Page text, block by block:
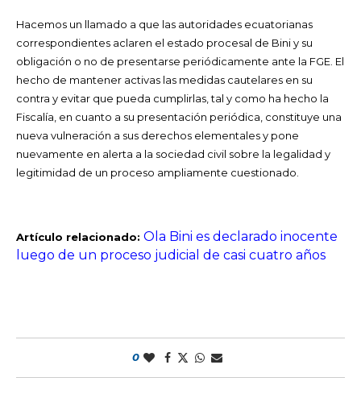
Hacemos un llamado a que las autoridades ecuatorianas
correspondientes aclaren el estado procesal de Bini y su
obligación o no de presentarse periódicamente ante la FGE. El
hecho de mantener activas las medidas cautelares en su
contra y evitar que pueda cumplirlas, tal y como ha hecho la
Fiscalía, en cuanto a su presentación periódica, constituye una
nueva vulneración a sus derechos elementales y pone
nuevamente en alerta a la sociedad civil sobre la legalidad y
legitimidad de un proceso ampliamente cuestionado.
Artículo relacionado: Ola Bini es declarado inocente
luego de un proceso judicial de casi cuatro años
0